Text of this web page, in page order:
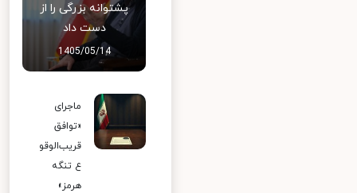
پشتوانه بزرگی را از
دست داد
1405/05/14
ماجرای
«توافق
قریب‌الوقو
ع تنگه
هرمز»